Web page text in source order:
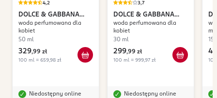
4,2
DOLCE & GABBANA
Light Blue Intense
woda perfumowana dla
kobiet
50 ml
329,99 zł
100 ml = 659,98 zł
Niedostępny online
3,7
DOLCE & GABBANA
Devotion
woda perfumowana dla
kobiet
30 ml
299,99 zł
100 ml = 999,97 zł
Niedostępny online